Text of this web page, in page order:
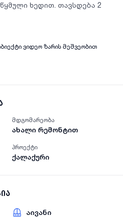
ხედით. თავსდება 2
ვიდეო ზარის მეშვეობით
მდგომარეობა
ახალი რემონტით
პროექტი
ქალაქური
აივანი